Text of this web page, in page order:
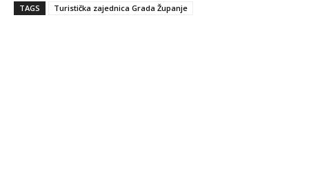
TAGS Turistička zajednica Grada Županje